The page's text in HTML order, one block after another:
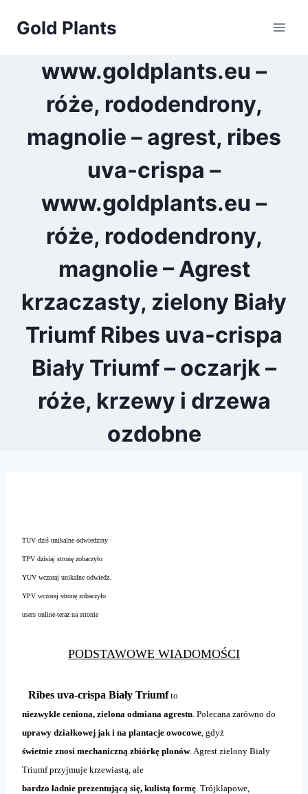
Gold Plants
www.goldplants.eu –
róże, rododendrony,
magnolie – agrest, ribes
uva-crispa –
www.goldplants.eu –
róże, rododendrony,
magnolie – Agrest
krzaczasty, zielony Biały
Triumf Ribes uva-crispa
Biały Triumf – oczarjk –
róże, krzewy i drzewa
ozdobne
TUV dziś unikalne odwiedziny
TPV dzisiaj stronę zobaczyło
YUV wczoraj unikalne odwiedz.
YPV wczoraj stronę zobaczyło
users online-teraz na stronie
PODSTAWOWE WIADOMOŚCI
Ribes uva-crispa Biały Triumfto
niezwykle ceniona, zielona odmiana agrestu. Polecana zarówno do
uprawy działkowej jak i na plantacje owocowe, gdyż
świetnie znosi mechaniczną zbiórkę plonów. Agrest zielony Biały
Triumf przyjmuje krzewiastą, ale
bardzo ładnie prezentującą się, kulistą formę. Trójklapowe,